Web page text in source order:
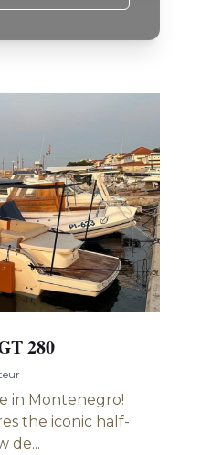
280
in Montenegro!
the iconic half-
de...